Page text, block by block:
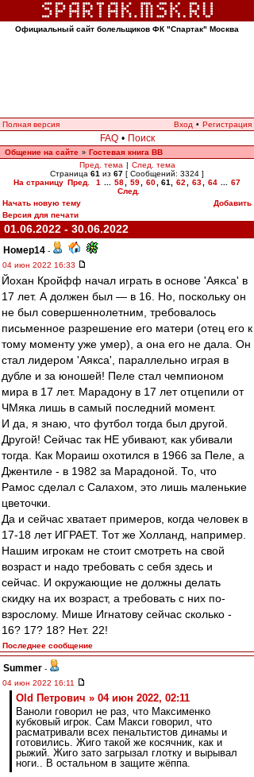
Официальный сайт болельщиков ФК "Спартак" Москва
Полная версия Вход • Регистрация
FAQ • Поиск
Общение на сайте » Гостевая книга ВВ
Пред. тема | След. тема
Страница 61 из 67 [ Сообщений: 3324 ]
На страницу Пред. 1 58 59 60 61 62 63 64
67
След.
Начать новую тему
Добавить
Версия для печати
01.06.2022 - 30.06.2022
Номер14 -
04 июн 2022 16:33
Йохан Кройфф начал играть в основе 'Аякса' в
17 лет. А должен был — в 16. Но, поскольку он
не был совершеннолетним, требовалось
письменное разрешение его матери (отец его к
тому моменту уже умер), а она его не дала. Он
стал лидером 'Аякса', параллельно играя в
дубле и за юношей! Пеле стал чемпионом
мира в 17 лет. Марадону в 17 лет отцепили от
ЧМяка лишь в самый последний момент.
И да, я знаю, что футбол тогда был другой.
Другой! Сейчас так НЕ убивают, как убивали
тогда. Как Мораиш охотился в 1966 за Пеле, а
Джентиле - в 1982 за Марадоной. То, что
Рамос сделал с Салахом, это лишь маленькие
цветочки.
Да и сейчас хватает примеров, когда человек в
17-18 лет ИГРАЕТ. Тот же Холланд, например.
Нашим игрокам не стоит смотреть на свой
возраст и надо требовать с себя здесь и
сейчас. И окружающие не должны делать
скидку на их возраст, а требовать с них по-
взрослому. Мише Игнатову сейчас сколько -
16? 17? 18? Нет. 22!
Последнее сообщение
Summer -
04 июн 2022 16:11
Old Петрович » 04 июн 2022, 02:11
Ваноли говорил не раз, что Максименко
кубковый игрок. Сам Макси говорил, что
расматривали всех пенальтистов динамы и
готовились. Жиго такой же косячник, как и
рыжий. Жиго зато загрызал глотку и вырывал
ноги.. В остальном в защите жёппа.